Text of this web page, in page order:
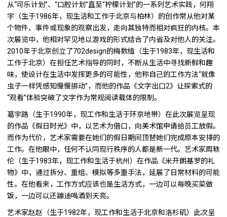
从“可乐计划”、“口腔计划”直至“柠檬计划”的一系列艺术实践，何翔
宇（生于1986年，现生活和工作于北京与柏林）的创作常从他对某
个物件、事件或现象的观察出发，走向其独特而相对疯狂的内核。本
次展览中，他相对罕见地以游戏的形式结合了内省及对他人的关注。
2010年于北京创立了702design的梅数植（生于1983年，现生活和
工作于北京）在担任艺术指导的同时，不断从生活中寻找新鲜和趣
味，使设计在生活中发挥更多的可能性，他称自己的工作方法“就像
虫子一样凭感知慢慢挪动”，而他的作品《文字出口2》让探索式的
“观看”体验突破了文字作为常规阅读载体的限制。
葛宇路（生于1990年，现工作和生活于环京地带）在此次展览呈现
的作品《假日时光》中，以艺术为借口，向美术馆申请给员工放假。
而作为代价，艺术家需要在她们的假日期间顶替她们完成原本安排的
工作。在他眼中，任何不认同现行秩序的人都是新一代。艺术家周轶
伦（生于1983年，现工作和生活于杭州）在作品《米开朗基罗的礼
物》中，通过拆分、重组、模拟等多重手法，延展了日常材料的可能
性。在他看来，工作方式应该也是生活方式，一边可以每晚买菜做
饭，一边可以还蹦迪喝酒到天亮。
艺术家赵赵（生于1982年，现工作和生活于北京和洛杉矶）此次呈